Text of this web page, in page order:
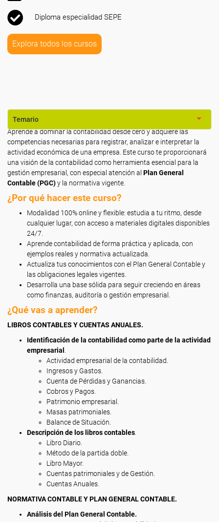
Diploma especialidad SEPE
Explora todos los cursos
Temario
Aprende a dominar la contabilidad desde cero y adquiere las
competencias necesarias para registrar, analizar e interpretar la
actividad económica de una empresa. Este curso te proporcionará
una visión de la contabilidad como herramienta esencial para la
gestión empresarial, con especial atención al Plan General
Contable (PGC)y la normativa vigente.
¿Por qué hacer este curso?
Modalidad 100% online y flexible: estudia a tu ritmo, desde
cualquier lugar, con acceso a materiales digitales disponibles
24/7.
Aprende contabilidad de forma práctica y aplicada, con
ejemplos reales y normativa actualizada.
Actualiza tus conocimientos con el Plan General Contable y
las obligaciones legales vigentes.
Desarrolla una base sólida para seguir creciendo en áreas
como finanzas, auditoría o gestión empresarial.
¿Qué vas a aprender?
LIBROS CONTABLES Y CUENTAS ANUALES.
Identificación de la contabilidad como parte de la actividad
empresarial
Actividad empresarial de la contabilidad.
Ingresos y Gastos.
Cuenta de Pérdidas y Ganancias.
Cobros y Pagos.
Patrimonio empresarial.
Masas patrimoniales.
Balance de Situación.
Descripción de los libros contables
Libro Diario.
Método de la partida doble.
Libro Mayor.
Cuentas patrimoniales y de Gestión.
Cuentas Anuales.
NORMATIVA CONTABLE Y PLAN GENERAL CONTABLE.
Análisis del Plan General Contable.